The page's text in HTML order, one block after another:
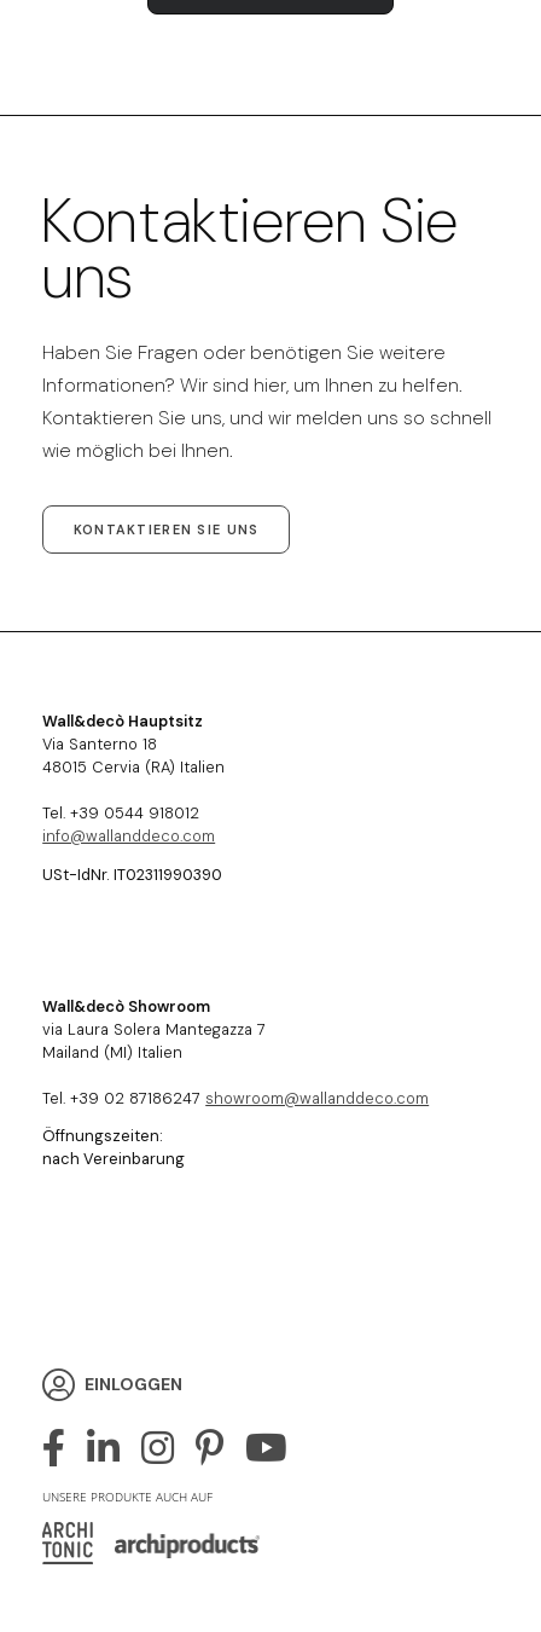
Kontaktieren Sie
uns
Haben Sie Fragen oder benötigen Sie weitere
Informationen? Wir sind hier, um Ihnen zu helfen.
Kontaktieren Sie uns, und wir melden uns so schnell
wie möglich bei Ihnen.
KONTAKTIEREN SIE UNS
Wall&decò Hauptsitz
Via Santerno 18
48015 Cervia (RA) Italien
Tel. +39 0544 918012
info@wallanddeco.com
USt-IdNr. IT02311990390
Wall&decò Showroom
via Laura Solera Mantegazza 7
Mailand (MI) Italien
Tel. +39 02 87186247 showroom@wallanddeco.com
Öffnungszeiten:
nach Vereinbarung
EINLOGGEN
UNSERE PRODUKTE AUCH AUF